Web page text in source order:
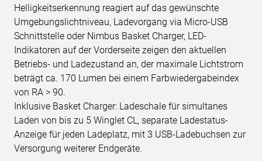
Helligkeitserkennung reagiert auf das gewünschte
Umgebungslichtniveau, Ladevorgang via Micro-USB
Schnittstelle oder Nimbus Basket Charger, LED-
Indikatoren auf der Vorderseite zeigen den aktuellen
Betriebs- und Ladezustand an, der maximale Lichtstrom
beträgt ca. 170 Lumen bei einem Farbwiedergabeindex
von RA > 90.
Inklusive Basket Charger: Ladeschale für simultanes
Laden von bis zu 5 Winglet CL, separate Ladestatus-
Anzeige für jeden Ladeplatz, mit 3 USB-Ladebuchsen zur
Versorgung weiterer Endgeräte.